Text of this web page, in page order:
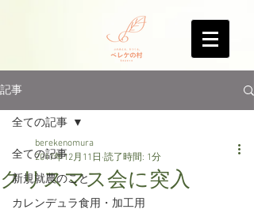
記事
全ての記事
新規就農のこと
カレンデュラ食用・加工用
全ての記事
クリスマス会に突入
berekenomura
2017年12月11日 読了時間: 1分